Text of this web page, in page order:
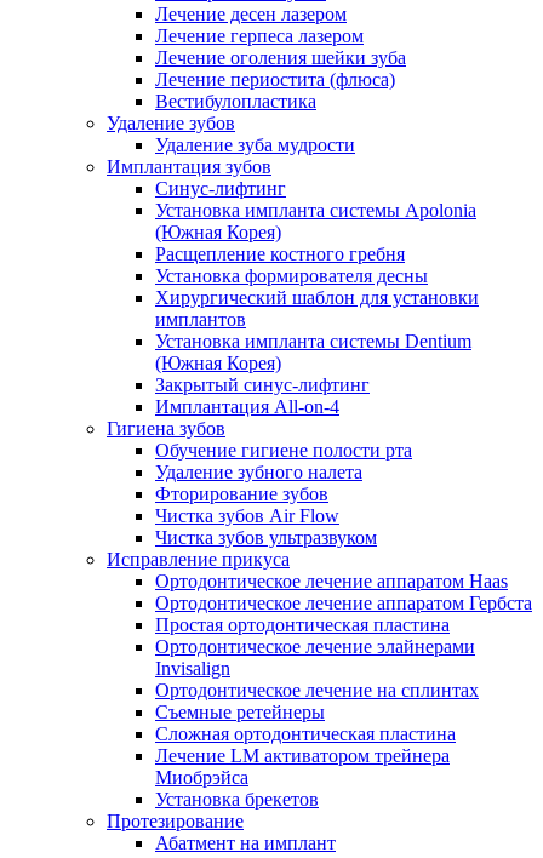
Лечение десен лазером
Лечение герпеса лазером
Лечение оголения шейки зуба
Лечение периостита (флюса)
Вестибулопластика
Удаление зубов
Удаление зуба мудрости
Имплантация зубов
Синус-лифтинг
Установка импланта системы Apolonia
(Южная Корея)
Расщепление костного гребня
Установка формирователя десны
Хирургический шаблон для установки
имплантов
Установка импланта системы Dentium
(Южная Корея)
Закрытый синус-лифтинг
Имплантация All-on-4
Гигиена зубов
Обучение гигиене полости рта
Удаление зубного налета
Фторирование зубов
Чистка зубов Air Flow
Чистка зубов ультразвуком
Исправление прикуса
Ортодонтическое лечение аппаратом Haas
Ортодонтическое лечение аппаратом Гербста
Простая ортодонтическая пластина
Ортодонтическое лечение элайнерами
Invisalign
Ортодонтическое лечение на сплинтах
Съемные ретейнеры
Сложная ортодонтическая пластина
Лечение LM активатором трейнера
Миобрэйса
Установка брекетов
Протезирование
Абатмент на имплант